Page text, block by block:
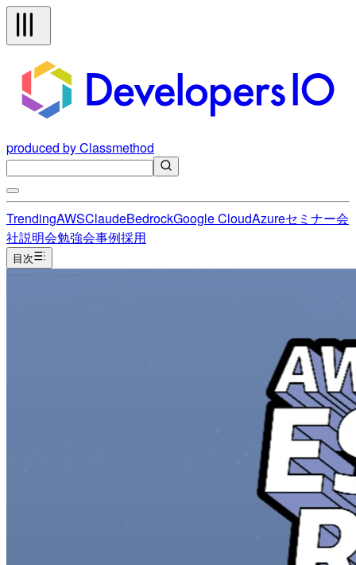
produced by Classmethod
TrendingAWSClaudeBedrockGoogle CloudAzureセミナー会
社説明会勉強会事例採用
目次